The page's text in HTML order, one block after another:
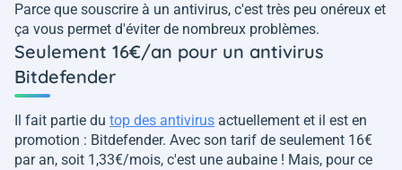
Parce que souscrire à un antivirus, c'est très peu onéreux et
ça vous permet d'éviter de nombreux problèmes.
Seulement 16€/an pour un antivirus
Bitdefender
Il fait partie du top des antivirus actuellement et il est en
promotion : Bitdefender. Avec son tarif de seulement 16€
par an, soit 1,33€/mois, c'est une aubaine ! Mais, pour ce